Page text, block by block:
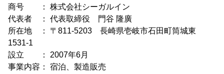
商号 ： 株式会社シーガルイン
代表者 ： 代表取締役 門谷 隆廣
所在地 ： 〒811-5203 長崎県壱岐市石田町筒城東
1531-1
設立 ： 2007年6月
事業内容： 宿泊、製造販売